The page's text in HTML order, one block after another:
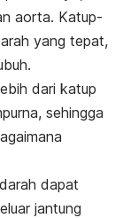
aorta. Katup-
yang tepat,
dari katup
sehingga
dapat
jantung